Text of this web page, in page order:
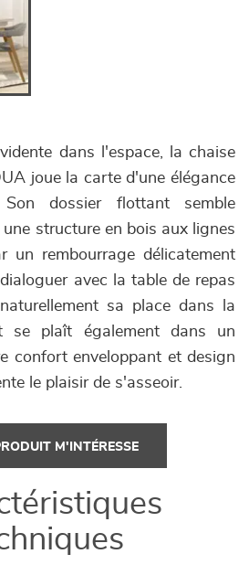
dans l'espace, la chaise
joue la carte d'une élégance
dossier flottant semble
structure en bois aux lignes
un rembourrage délicatement
avec la table de repas
sa place dans la
se plaît également dans un
confort enveloppant et design
le plaisir de s'asseoir.
M'INTÉRESSE